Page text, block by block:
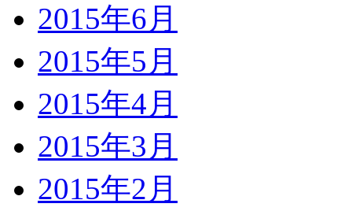
2015年6月
2015年5月
2015年4月
2015年3月
2015年2月